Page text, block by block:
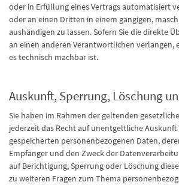
oder in Erfüllung eines Vertrags automatisiert
oder an einen Dritten in einem gängigen,
aushändigen zu lassen. Sofern Sie die direkte
an einen anderen Verantwortlichen verlangen,
es technisch machbar ist.
Auskunft, Sperrung, Löschung
Sie haben im Rahmen der geltenden
jederzeit das Recht auf unentgeltliche
gespeicherten personenbezogenen Daten,
Empfänger und den Zweck der
auf Berichtigung, Sperrung oder Löschung
zu weiteren Fragen zum Thema